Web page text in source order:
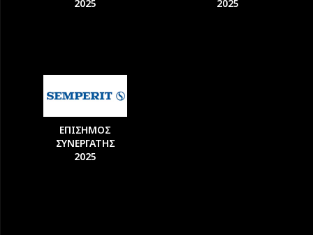
2025
2025
ΕΠΙΣΗΜΟΣ
ΣΥΝΕΡΓΑΤΗΣ
2025